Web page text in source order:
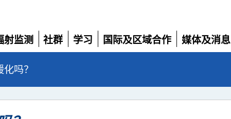
射监测
社群
展
学习
展
国际及区域合作
展
媒体及消息
展
吗？